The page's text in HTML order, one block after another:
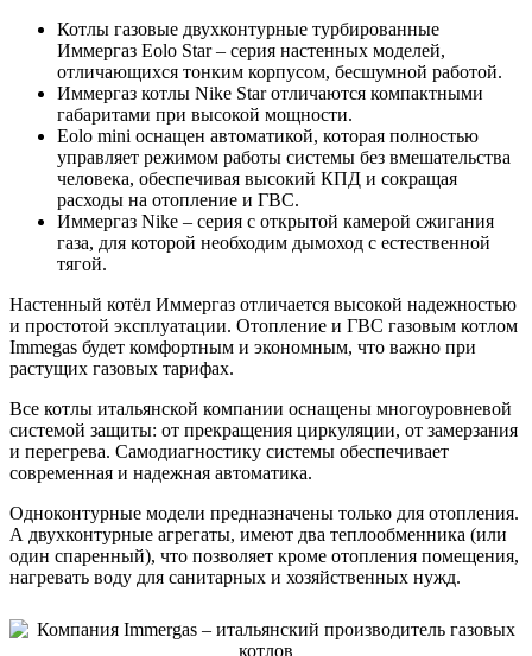
Котлы газовые двухконтурные турбированные
Иммергаз Eolo Star – серия настенных моделей,
отличающихся тонким корпусом, бесшумной работой.
Иммергаз котлы Nike Star отличаются компактными
габаритами при высокой мощности.
Eolo mini оснащен автоматикой, которая полностью
управляет режимом работы системы без вмешательства
человека, обеспечивая высокий КПД и сокращая
расходы на отопление и ГВС.
Иммергаз Nike – серия с открытой камерой сжигания
газа, для которой необходим дымоход с естественной
тягой.
Настенный котёл Иммергаз отличается высокой надежностью
и простотой эксплуатации. Отопление и ГВС газовым котлом
Immegas будет комфортным и экономным, что важно при
растущих газовых тарифах.
Все котлы итальянской компании оснащены многоуровневой
системой защиты: от прекращения циркуляции, от замерзания
и перегрева. Самодиагностику системы обеспечивает
современная и надежная автоматика.
Одноконтурные модели предназначены только для отопления.
А двухконтурные агрегаты, имеют два теплообменника (или
один спаренный), что позволяет кроме отопления помещения,
нагревать воду для санитарных и хозяйственных нужд.